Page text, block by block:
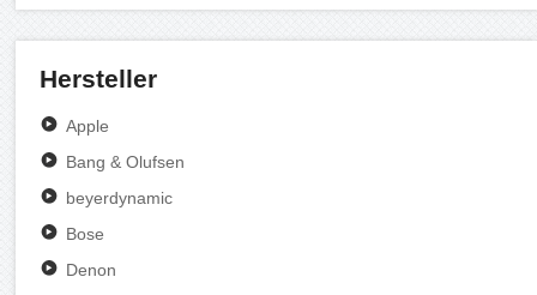
Hersteller
Apple
Bang & Olufsen
beyerdynamic
Bose
Denon